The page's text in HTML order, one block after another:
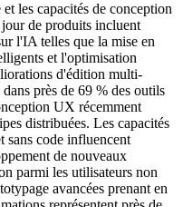
les capacités de conception
de produits incluent
l'IA telles que la mise en
et l'optimisation
d'édition multi-
près de 69 % des outils
UX récemment
distribuées. Les capacités
sans code influencent
de nouveaux
parmi les utilisateurs non
avancées prenant en